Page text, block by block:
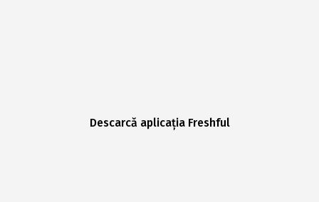
Descarcă aplicația Freshful